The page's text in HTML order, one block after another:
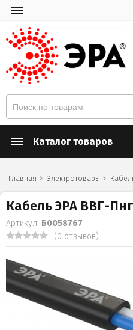
Каталог товаров
Главная Электротовары
Кабель ЭРА ВВГ-
Артикул: Б0058767
(0 отзывов)